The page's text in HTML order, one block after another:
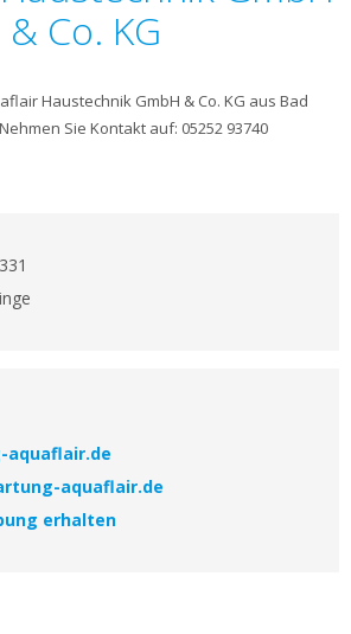
& Co. KG
Haustechnik GmbH & Co. KG aus Bad
Sie Kontakt auf: 05252 93740
aquaflair.de
aquaflair.de
erhalten